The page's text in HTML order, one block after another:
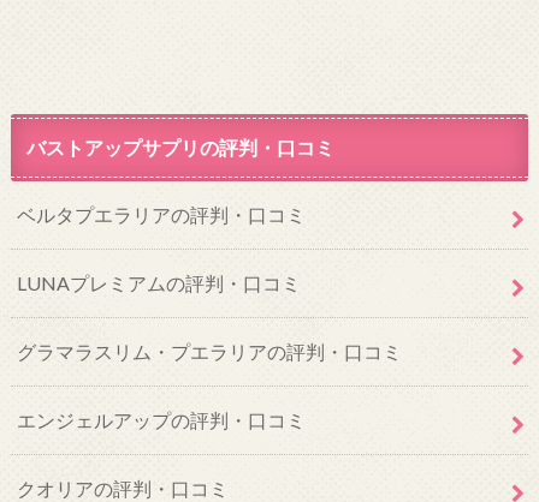
バストアップサプリの評判・口コミ
ベルタプエラリアの評判・口コミ
LUNAプレミアムの評判・口コミ
グラマラスリム・プエラリアの評判・口コミ
エンジェルアップの評判・口コミ
クオリアの評判・口コミ